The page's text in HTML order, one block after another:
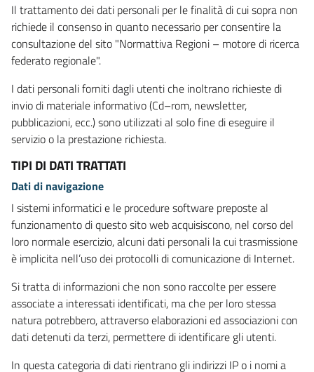
Il trattamento dei dati personali per le finalità di cui sopra non
richiede il consenso in quanto necessario per consentire la
consultazione del sito "Normattiva Regioni – motore di ricerca
federato regionale".
I dati personali forniti dagli utenti che inoltrano richieste di
invio di materiale informativo (Cd–rom, newsletter,
pubblicazioni, ecc.) sono utilizzati al solo fine di eseguire il
servizio o la prestazione richiesta.
TIPI DI DATI TRATTATI
Dati di navigazione
I sistemi informatici e le procedure software preposte al
funzionamento di questo sito web acquisiscono, nel corso del
loro normale esercizio, alcuni dati personali la cui trasmissione
è implicita nell’uso dei protocolli di comunicazione di Internet.
Si tratta di informazioni che non sono raccolte per essere
associate a interessati identificati, ma che per loro stessa
natura potrebbero, attraverso elaborazioni ed associazioni con
dati detenuti da terzi, permettere di identificare gli utenti.
In questa categoria di dati rientrano gli indirizzi IP o i nomi a